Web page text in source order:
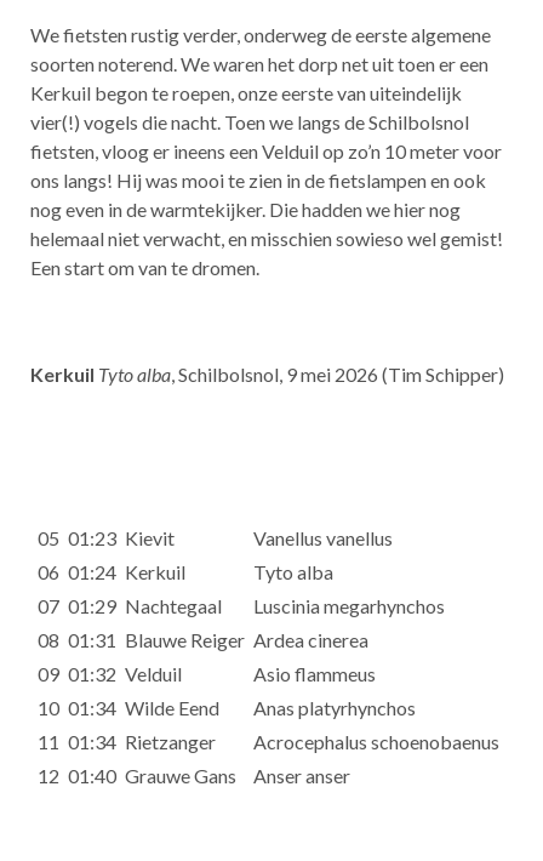
We fietsten rustig verder, onderweg de eerste algemene
soorten noterend. We waren het dorp net uit toen er een
Kerkuil begon te roepen, onze eerste van uiteindelijk
vier(!) vogels die nacht. Toen we langs de Schilbolsnol
fietsten, vloog er ineens een Velduil op zo’n 10 meter voor
ons langs! Hij was mooi te zien in de fietslampen en ook
nog even in de warmtekijker. Die hadden we hier nog
helemaal niet verwacht, en misschien sowieso wel gemist!
Een start om van te dromen.
Kerkuil Tyto alba , Schilbolsnol, 9 mei 2026 (Tim Schipper)
05 01:23 Kievit
Vanellus vanellus
06 01:24 Kerkuil
Tyto alba
07 01:29 Nachtegaal
Luscinia megarhynchos
08 01:31 Blauwe Reiger Ardea cinerea
09 01:32 Velduil
Asio flammeus
10 01:34 Wilde Eend
Anas platyrhynchos
11 01:34 Rietzanger
Acrocephalus schoenobaenus
12 01:40 Grauwe Gans Anser anser